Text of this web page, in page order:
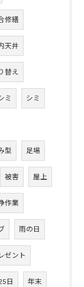
修繕
天井
替え
ミ シミ
型 足場
被害 屋上
作業
雨の日
ゼント
日 年末